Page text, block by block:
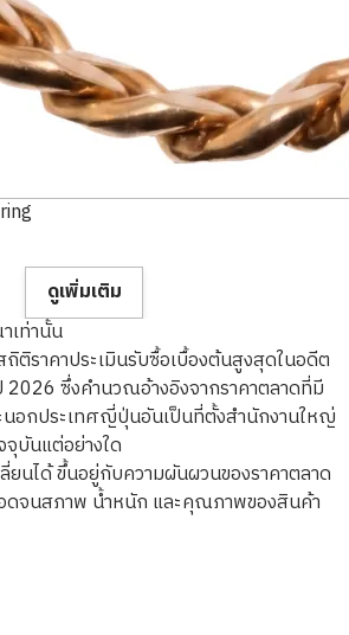
ดูเพิ่มเติม
เท่านั้น
ติราคาประเมินรับซื้อเบื้องต้นสูงสุดในอดีต
ซึ่งคำนวณอ้างอิงจากราคาตลาดที่มี
นอกประเทศญี่ปุ่นอันเป็นที่ตั้งสำนักงานใหญ่
จุบันแต่อย่างใด
ยนได้ ขึ้นอยู่กับความผันผวนของราคาตลาด
ดจนสภาพ น้ำหนัก และคุณภาพของสินค้า